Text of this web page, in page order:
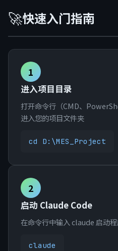
🚀快速入门指南
1
进入项目目录
打开命令行（CMD、
进入您的项目文件夹
cd D:\MES_Project
2
启动 Claude Code
在命令行中输入 claude 启动
claude